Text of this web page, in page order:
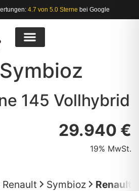
4.7 von 5.0 Sterne bei Google
Symbioz
145 Vollhybrid
29.940 €
19% MwSt.
Renault Symbioz Renault